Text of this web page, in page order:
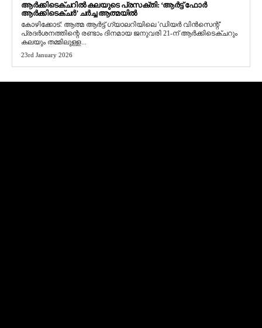
ആർക്കിടെക്ചറിൽ കലയുടെ പ്രസക്തി: ‘ആർട്ട് ഫോർ
ആർക്കിടെക്ചർ’ ചർച്ച ആത്മയിൽ
​കോഴിക്കോട്: ആത്മ ആർട്ട് ഗ്യാലറിയിലെ 'ഡിയർ വിൻസെന്റ്'
പ്രദർശനത്തിന്റെ രണ്ടാം ദിനമായ ജനുവരി 21-ന് ആർക്കിടെക്ചറും
കലയും തമ്മിലുള്ള...
23rd January 2026